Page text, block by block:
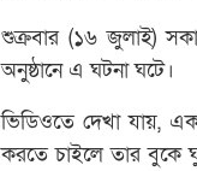
শুক্রবার (১৬ জুলাই)
অনুষ্ঠানে এ ঘটনা ঘটে।
ভিডিওতে দেখা যায়,
করতে চাইলে তার বুকে